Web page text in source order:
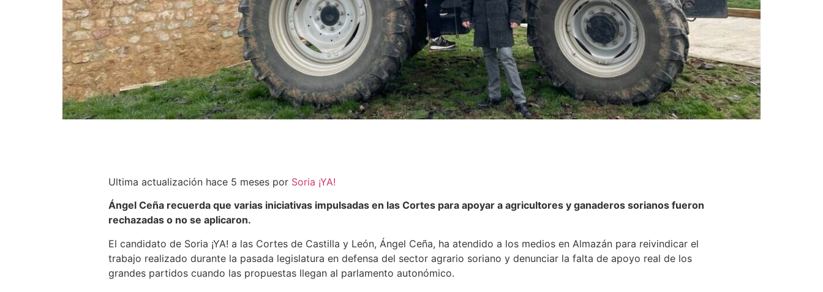
Ultima actualización hace 5 meses por Soria ¡YA!
Ángel Ceña recuerda que varias iniciativas impulsadas en las Cortes para apoyar a agricultores y ganaderos sorianos fueron
rechazadas o no se aplicaron.
El candidato de Soria ¡YA! a las Cortes de Castilla y León, Ángel Ceña, ha atendido a los medios en Almazán para reivindicar el
trabajo realizado durante la pasada legislatura en defensa del sector agrario soriano y denunciar la falta de apoyo real de los
grandes partidos cuando las propuestas llegan al parlamento autonómico.